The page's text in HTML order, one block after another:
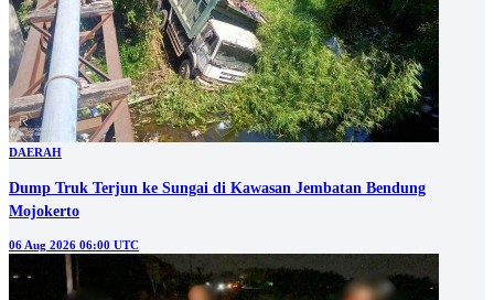
DAERAH
Dump Truk Terjun ke Sungai di Kawasan Jembatan Bendung
Mojokerto
06 Aug 2026 06:00 UTC